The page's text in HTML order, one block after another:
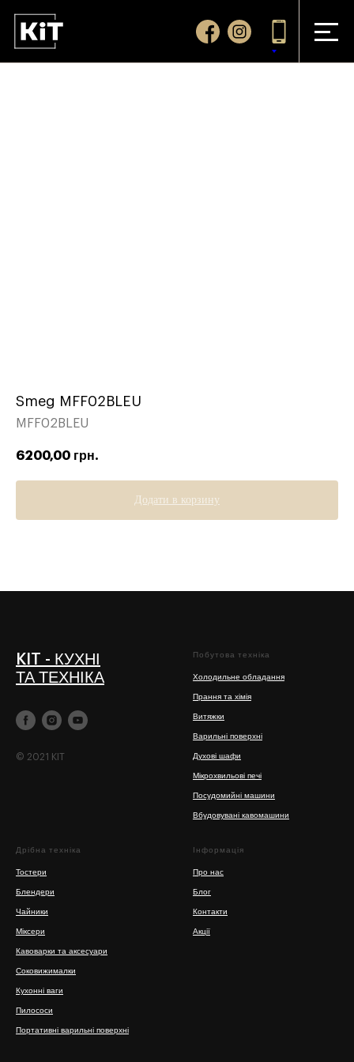
Smeg MFF02BLEU
MFF02BLEU
6200,00 грн.
Додати в корзину
KIT - КУХНІ
ТА ТЕХНІКА
© 2021 KIT
Побутова техніка
Холодильне обладання
Прання та хімія
Витяжки
Варильні поверхні
Духові шафи
Мікрохвильові печі
Посудомийні машини
Вбудовувані кавомашини
Дрібна техніка
Тостери
Блендери
Чайники
Міксери
Кавоварки та аксесуари
Соковижималки
Кухонні ваги
Пилососи
Портативні варильні поверхні
Інформація
Про нас
Блог
Контакти
Акції